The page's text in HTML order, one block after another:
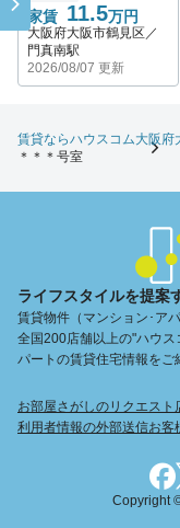
家賃 11.5万円
大阪府大阪市鶴見区／
門真南駅
2026/08/07 更新
賃貸ならハウスコム大阪府
＊＊＊号室
ライフスタイルを提案
賃貸物件（マンション･ア
全国200店舗以上の"ハウ
パートの賃貸住宅情報をご
お部屋さがしのリクエスト
利用者情報の外部送信お客
Copyright